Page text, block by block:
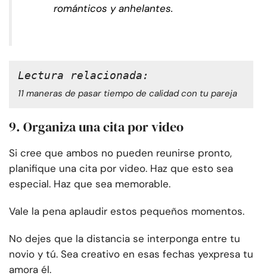
románticos y anhelantes.
Lectura relacionada:
11 maneras de pasar tiempo de calidad con tu pareja
9. Organiza una cita por video
Si cree que ambos no pueden reunirse pronto,
planifique una cita por video. Haz que esto sea
especial. Haz que sea memorable.
Vale la pena aplaudir estos pequeños momentos.
No dejes que la distancia se interponga entre tu
novio y tú. Sea creativo en esas fechas yexpresa tu
amora él.